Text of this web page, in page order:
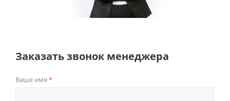
Заказать звонок менеджера
Ваше имя *